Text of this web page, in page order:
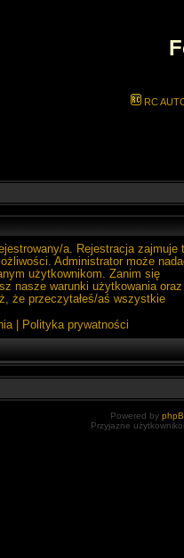
RC
a. Rejestracja zajmuje
Administrator może
użytkownikom. Zanim się
nasze warunki użytkowania oraz
że przeczytałeś/aś wszystkie
| Polityka prywatności
Powered by
Przyjazne